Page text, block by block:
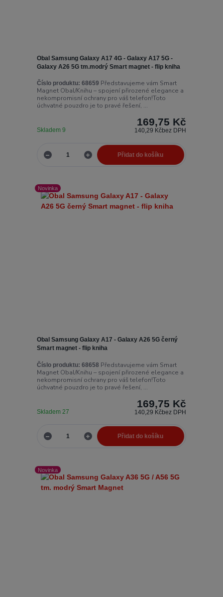
Obal Samsung Galaxy A17 4G - Galaxy A17 5G -
Galaxy A26 5G tm.modrý Smart magnet - flip kniha
Číslo produktu: 68659 Představujeme vám Smart
Magnet Obal/Knihu – spojení přirozené elegance a
nekompromisní ochrany pro váš telefon!Toto
úchvatné pouzdro je to pravé řešení, ...
169,75 Kč
140,29 Kčbez DPH
Skladem 9
Přidat do košíku
Novinka
Obal Samsung Galaxy A17 - Galaxy A26 5G černý
Smart magnet - flip kniha
Číslo produktu: 68658 Představujeme vám Smart
Magnet Obal/Knihu – spojení přirozené elegance a
nekompromisní ochrany pro váš telefon!Toto
úchvatné pouzdro je to pravé řešení, ...
169,75 Kč
140,29 Kčbez DPH
Skladem 27
Přidat do košíku
Novinka